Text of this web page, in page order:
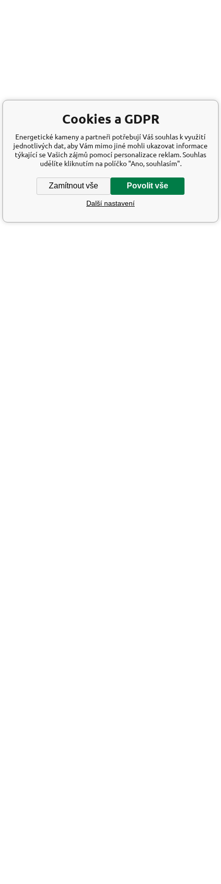
Cookies a GDPR
Energetické kameny a partneři potřebují Váš souhlas k využití
jednotlivých dat, aby Vám mimo jiné mohli ukazovat informace
týkající se Vašich zájmů pomocí personalizace reklam. Souhlas
udělíte kliknutím na políčko "Ano, souhlasím".
Zamítnout vše Povolit vše
Další nastavení